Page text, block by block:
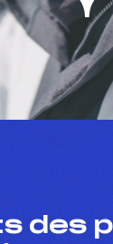
des